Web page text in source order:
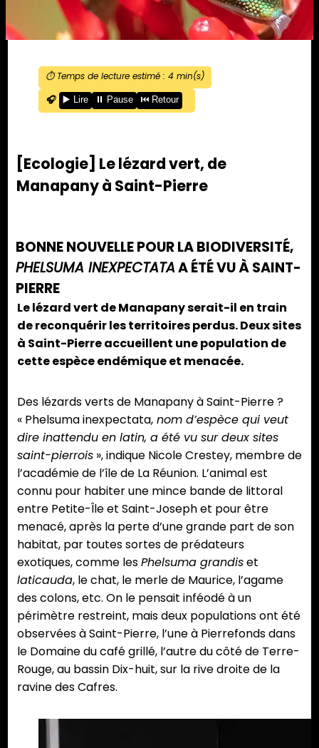
⏱️ Temps de lecture estimé : 4 min(s)
🎧
▶️ Lire ⏸️ Pause ⏮️ Retour
[Ecologie] Le lézard vert, de
Manapany à Saint-Pierre
BONNE NOUVELLE POUR LA BIODIVERSITÉ,
PHELSUMA INEXPECTATAA ÉTÉ VU À SAINT-
PIERRE
Le lézard vert de Manapany serait-il en train
de reconquérir les territoires perdus. Deux sites
à Saint-Pierre accueillent une population de
cette espèce endémique et menacée.
Des lézards verts de Manapany à Saint-Pierre ?
« Phelsuma inexpectata, nom d’espèce qui veut
dire inattendu en latin, a été vu sur deux sites
saint-pierrois », indique Nicole Crestey, membre de
l’académie de l’île de La Réunion. L’animal est
connu pour habiter une mince bande de littoral
entre Petite-Île et Saint-Joseph et pour être
menacé, après la perte d’une grande part de son
habitat, par toutes sortes de prédateurs
exotiques, comme lesPhelsuma grandiset
laticauda, le chat, le merle de Maurice, l’agame
des colons, etc. On le pensait inféodé à un
périmètre restreint, mais deux populations ont été
observées à Saint-Pierre, l’une à Pierrefonds dans
le Domaine du café grillé, l’autre du côté de Terre-
Rouge, au bassin Dix-huit, sur la rive droite de la
ravine des Cafres.